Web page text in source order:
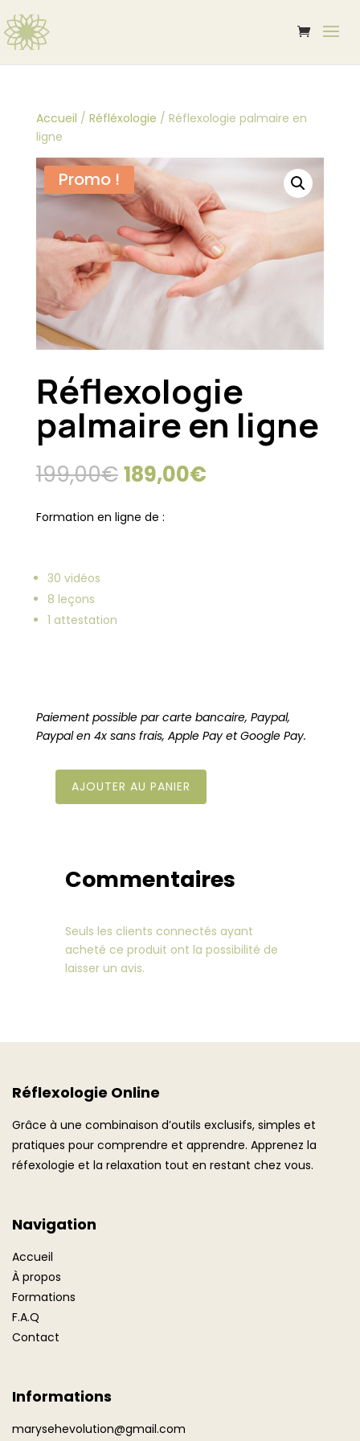
Accueil / Réfléxologie / Réflexologie palmaire en
ligne
Promo !
Réflexologie
palmaire en ligne
199,00€ Le
prix
initial
était :
189,00€Le
Formation en ligne de :
30 vidéos
8 leçons
1 attestation
Paiement possible par carte bancaire, Paypal,
Paypal en 4x sans frais, Apple Pay et Google Pay.
quantité
AJOUTER AU PANIER
Commentaires
Seuls les clients connectés ayant
acheté ce produit ont la possibilité de
laisser un avis.
Réflexologie Online
Grâce à une combinaison d’outils exclusifs, simples et
pratiques pour comprendre et apprendre. Apprenez la
réfexologie et la relaxation tout en restant chez vous.
Navigation
Accueil
À propos
Formations
F.A.Q
Contact
Informations
marysehevolution@gmail.com